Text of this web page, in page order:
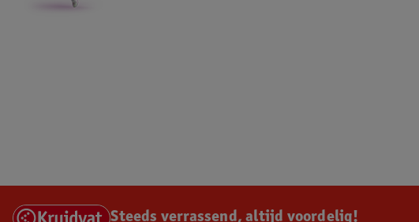
Steeds verrassend, altijd voordelig!